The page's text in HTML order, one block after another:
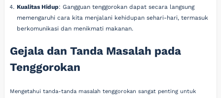
Kualitas Hidup: Gangguan tenggorokan dapat secara langsung
memengaruhi cara kita menjalani kehidupan sehari-hari, termasuk
berkomunikasi dan menikmati makanan.
Gejala dan Tanda Masalah pada
Tenggorokan
Mengetahui tanda-tanda masalah tenggorokan sangat penting untuk